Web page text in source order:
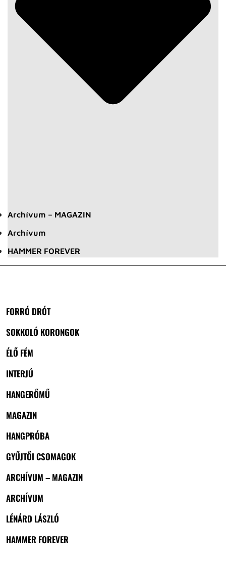
Archívum – MAGAZIN
Archívum
HAMMER FOREVER
FORRÓ DRÓT
SOKKOLÓ KORONGOK
ÉLŐ FÉM
INTERJÚ
HANGERŐMŰ
MAGAZIN
HANGPRÓBA
GYŰJTŐI CSOMAGOK
ARCHÍVUM – MAGAZIN
ARCHÍVUM
LÉNÁRD LÁSZLÓ
HAMMER FOREVER